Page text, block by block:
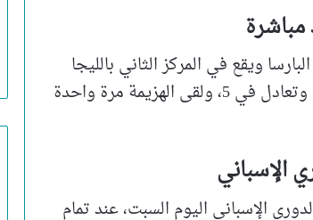
مباشرة
على البارسا ويقع في المركز الثاني بالليجا
الإسبانية، وذلك في 17 مباراة فقط، حيث فاز في 11 مباراة وتعادل في 5، ولقى الهزيمة مرة واحدة
الإسباني
الإسباني اليوم السبت، عند تمام